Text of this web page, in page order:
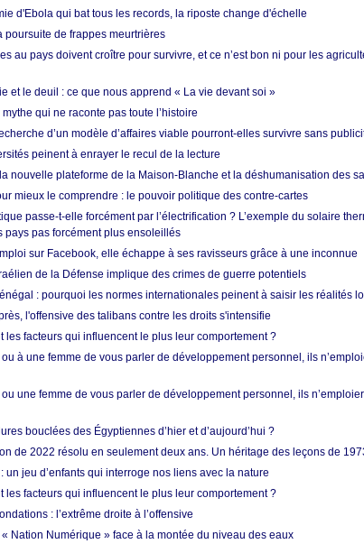
d'Ebola qui bat tous les records, la riposte change d'échelle
poursuite de frappes meurtrières
au pays doivent croître pour survivre, et ce n’est bon ni pour les
et le deuil : ce que nous apprend « La vie devant soi »
mythe qui ne raconte pas toute l’histoire
d’un modèle d’affaires viable pourront-elles survivre sans
peinent à enrayer le recul de la lecture
nouvelle plateforme de la Maison-Blanche et la déshumanisation des
mieux le comprendre : le pouvoir politique des contre-cartes
passe-t-elle forcément par l’électrification ? L’exemple du solaire
pays pas forcément plus ensoleillés
sur Facebook, elle échappe à ses ravisseurs grâce à une inconnue
de la Défense implique des crimes de guerre potentiels
: pourquoi les normes internationales peinent à saisir les réalités
l'offensive des talibans contre les droits s'intensifie
les facteurs qui influencent le plus leur comportement ?
à une femme de vous parler de développement personnel, ils
une femme de vous parler de développement personnel, ils
bouclées des Égyptiennes d’hier et d’aujourd’hui ?
de 2022 résolu en seulement deux ans. Un héritage des leçons de
un jeu d’enfants qui interroge nos liens avec la nature
les facteurs qui influencent le plus leur comportement ?
: l’extrême droite à l’offensive
Nation Numérique » face à la montée du niveau des eaux